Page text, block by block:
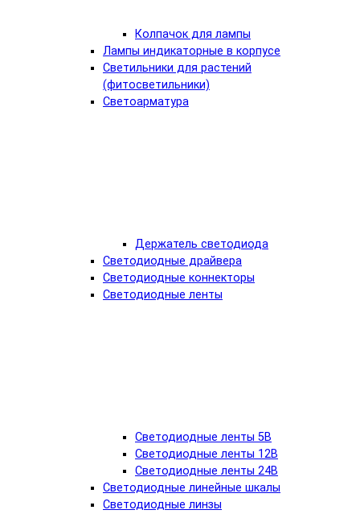
Колпачок для лампы
Лампы индикаторные в корпусе
Светильники для растений
(фитосветильники)
Светоарматура
Держатель светодиода
Светодиодные драйвера
Светодиодные коннекторы
Светодиодные ленты
Светодиодные ленты 5В
Светодиодные ленты 12В
Светодиодные ленты 24В
Светодиодные линейные шкалы
Светодиодные линзы